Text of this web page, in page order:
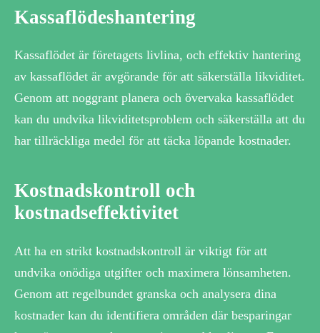
Kassaflödeshantering
Kassaflödet är företagets livlina, och effektiv hantering
av kassaflödet är avgörande för att säkerställa likviditet.
Genom att noggrant planera och övervaka kassaflödet
kan du undvika likviditetsproblem och säkerställa att du
har tillräckliga medel för att täcka löpande kostnader.
Kostnadskontroll och
kostnadseffektivitet
Att ha en strikt kostnadskontroll är viktigt för att
undvika onödiga utgifter och maximera lönsamheten.
Genom att regelbundet granska och analysera dina
kostnader kan du identifiera områden där besparingar